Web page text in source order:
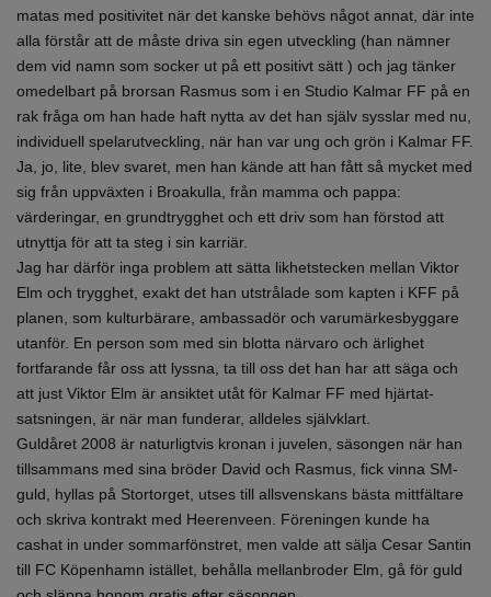
matas med positivitet när det kanske behövs något annat, där inte
alla förstår att de måste driva sin egen utveckling (han nämner
dem vid namn som socker ut på ett positivt sätt ) och jag tänker
omedelbart på brorsan Rasmus som i en Studio Kalmar FF på en
rak fråga om han hade haft nytta av det han själv sysslar med nu,
individuell spelarutveckling, när han var ung och grön i Kalmar FF.
Ja, jo, lite, blev svaret, men han kände att han fått så mycket med
sig från uppväxten i Broakulla, från mamma och pappa:
värderingar, en grundtrygghet och ett driv som han förstod att
utnyttja för att ta steg i sin karriär.
Jag har därför inga problem att sätta likhetstecken mellan Viktor
Elm och trygghet, exakt det han utstrålade som kapten i KFF på
planen, som kulturbärare, ambassadör och varumärkesbyggare
utanför. En person som med sin blotta närvaro och ärlighet
fortfarande får oss att lyssna, ta till oss det han har att säga och
att just Viktor Elm är ansiktet utåt för Kalmar FF med hjärtat-
satsningen, är när man funderar, alldeles självklart.
Guldåret 2008 är naturligtvis kronan i juvelen, säsongen när han
tillsammans med sina bröder David och Rasmus, fick vinna SM-
guld, hyllas på Stortorget, utses till allsvenskans bästa mittfältare
och skriva kontrakt med Heerenveen. Föreningen kunde ha
cashat in under sommarfönstret, men valde att sälja Cesar Santin
till FC Köpenhamn istället, behålla mellanbroder Elm, gå för guld